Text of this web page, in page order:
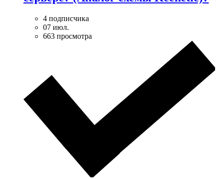
4 подписчика
07 июл.
663 просмотра